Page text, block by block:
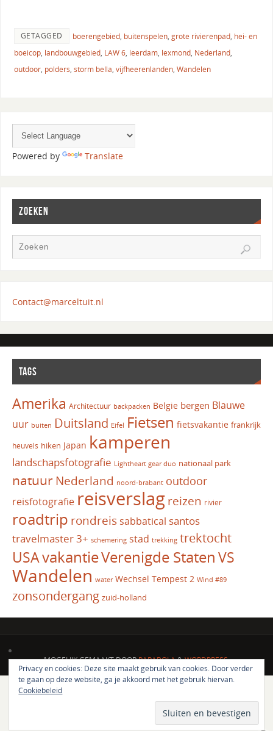
GETAGGED boerengebied, buitenspelen, grote rivierenpad, hei- en
boeicop, landbouwgebied, LAW 6, leerdam, lexmond, Nederland,
outdoor, polders, storm bella, vijfheerenlanden, Wandelen
Powered by Translate
ZOEKEN
Contact@marceltuit.nl
TAGS
Amerika Architectuur backpacken Belgie bergen Blauwe
uur buiten Duitsland Eifel Fietsen fietsvakantie frankrijk
heuvels hiken Japan kamperen
landschapsfotografie Lightheart gear duo nationaal park
natuur Nederland noord-brabant outdoor
reisfotografie reisverslag reizen rivier
roadtrip rondreis sabbatical santos
travelmaster 3+ schemering stad trekking trektocht
USAvakantieVerenigde StatenVS
Wandelen water Wechsel Tempest 2 Wind #89
zonsondergang zuid-holland
MOGELIJK GEMAAKT DOORPARABOLA&WORDPRESS.
Privacy en cookies: Deze site maakt gebruik van cookies. Door verder
te gaan op deze website, ga je akkoord met het gebruik hiervan.
Cookiebeleid